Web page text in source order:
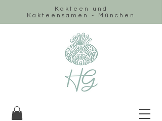
Kakteen und
Kakteensamen - München